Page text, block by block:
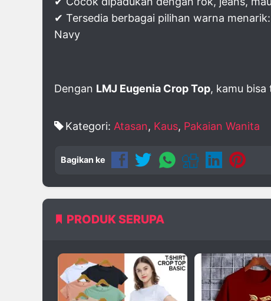
✔ Tersedia berbagai pilihan warna
Navy
Dengan LMJ Eugenia Crop Top, kamu
Kategori: Atasan, Kaus, Pakaian Wanita
Bagikan ke
PRODUK SERUPA